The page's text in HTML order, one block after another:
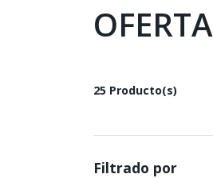
OFERTA
25 Producto(s)
Filtrado por